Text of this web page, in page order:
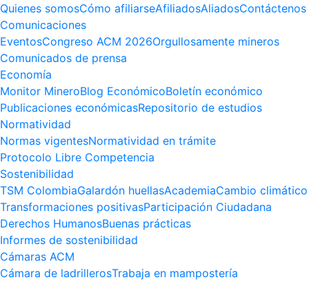
Quienes somosCómo afiliarseAfiliadosAliadosContáctenos
Comunicaciones
EventosCongreso ACM 2026Orgullosamente mineros
Comunicados de prensa
Economía
Monitor MineroBlog EconómicoBoletín económico
Publicaciones económicasRepositorio de estudios
Normatividad
Normas vigentesNormatividad en trámite
Protocolo Libre Competencia
Sostenibilidad
TSM ColombiaGalardón huellasAcademiaCambio climático
Transformaciones positivasParticipación Ciudadana
Derechos HumanosBuenas prácticas
Informes de sostenibilidad
Cámaras ACM
Cámara de ladrillerosTrabaja en mampostería